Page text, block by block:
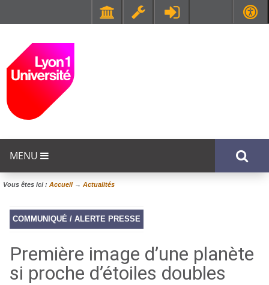
MENU
Vous êtes ici : Accueil→ Actualités
COMMUNIQUÉ / ALERTE PRESSE
Première image d’une planète
si proche d’étoiles doubles